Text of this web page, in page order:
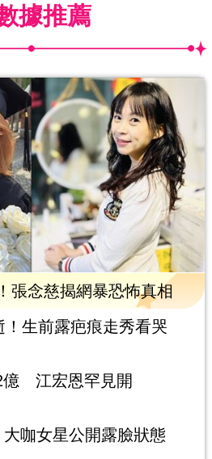
據推薦
張念慈揭網暴恐怖真相
生前露疤痕走秀看哭
億 江宏恩罕見開
咖女星公開露臉狀態